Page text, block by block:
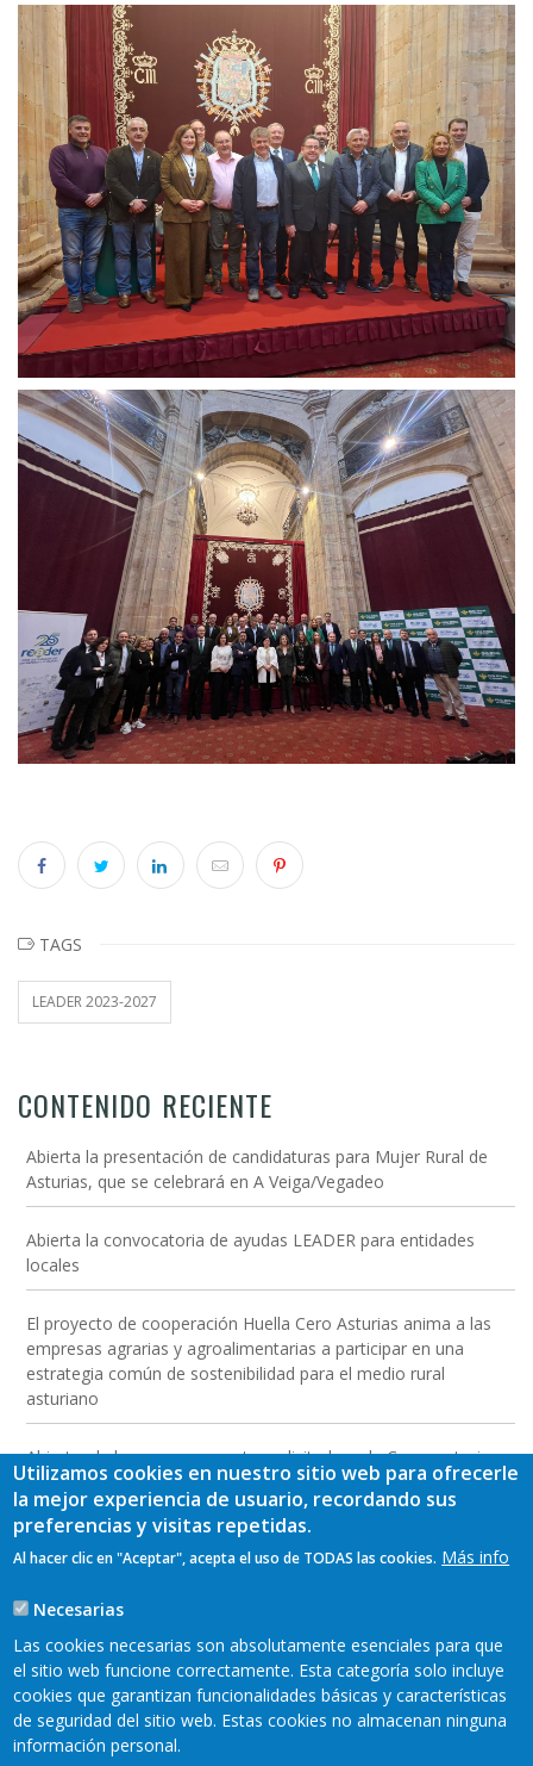
TAGS
LEADER 2023-2027
CONTENIDO RECIENTE
Abierta la presentación de candidaturas para Mujer Rural de
Asturias, que se celebrará en A Veiga/Vegadeo
Abierta la convocatoria de ayudas LEADER para entidades
locales
El proyecto de cooperación Huella Cero Asturias anima a las
empresas agrarias y agroalimentarias a participar en una
estrategia común de sostenibilidad para el medio rural
asturiano
Abierto el plazo para presentar solicitudes a la Convocatoria
2026 de las Ayudas LEADER a las inversiones para empresas
del medio rural
Jornada de presentación de resultados y conclusiones del
creación de producto turístico en la Comarca Oscos-Eo”
Utilizamos cookies en nuestro sitio web para ofrecerle
la mejor experiencia de usuario, recordando sus
preferencias y visitas repetidas.
Al hacer clic en "Aceptar", acepta el uso de TODAS las cookies. Más info
Necesarias
Las cookies necesarias son absolutamente esenciales para que
el sitio web funcione correctamente. Esta categoría solo incluye
cookies que garantizan funcionalidades básicas y características
de seguridad del sitio web. Estas cookies no almacenan ninguna
información personal.